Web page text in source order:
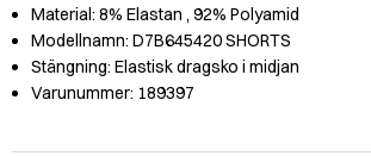
Material: 8% Elastan , 92% Polyamid
Modellnamn: D7B645420 SHORTS
Stängning: Elastisk dragsko i midjan
Varunummer: 189397